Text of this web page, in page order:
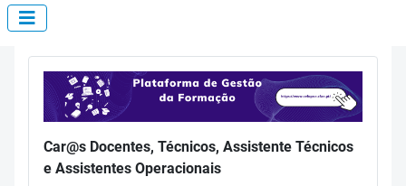
Car@s Docentes, Técnicos, Assistente Técnicos
e Assistentes Operacionais